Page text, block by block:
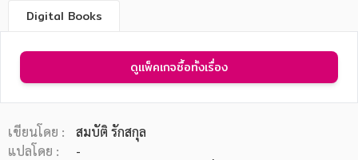
Digital Books
ดูแพ็คเกจซื้อทั้งเรื่อง
เขียนโดย :
สมบัติ รักสกุล
แปลโดย :
-